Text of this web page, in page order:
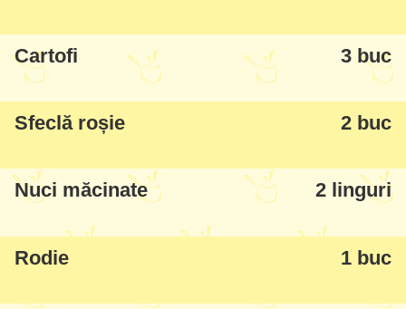
Cartofi 3 buc
Sfeclă roșie 2 buc
Nuci măcinate 2 linguri
Rodie 1 buc